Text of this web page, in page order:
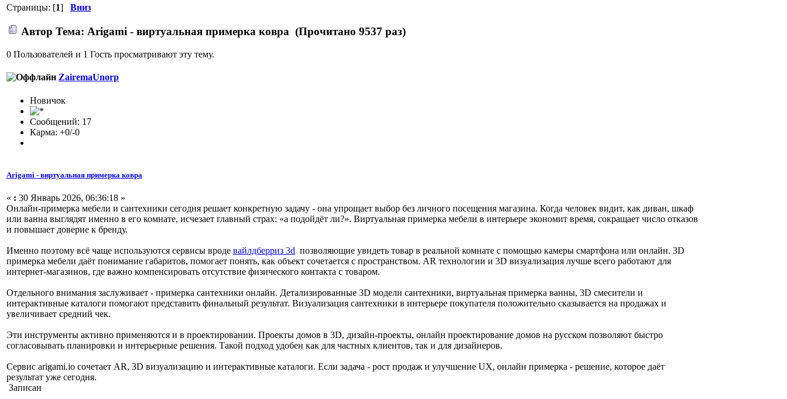
Страницы: [1] Вниз
Автор Тема: Arigami - виртуальная примерка ковра (Прочитано 9537 раз)
0 Пользователей и 1 Гость просматривают эту тему.
ZairemaUnorp
Новичок
Сообщений: 17
Карма: +0/-0
Arigami - виртуальная примерка ковра
« : 30 Январь 2026, 06:36:18 »
Онлайн-примерка мебели и сантехники сегодня решает конкретную задачу - она упрощает выбор без личного посещения магазина. Когда человек видит, как диван, шкаф
или ванна выглядят именно в его комнате, исчезает главный страх: «а подойдёт ли?». Виртуальная примерка мебели в интерьере экономит время, сокращает число отказов
и повышает доверие к бренду.
Именно поэтому всё чаще используются сервисы вроде вайлдберриз 3d позволяющие увидеть товар в реальной комнате с помощью камеры смартфона или онлайн. 3D
примерка мебели даёт понимание габаритов, помогает понять, как объект сочетается с пространством. AR технологии и 3D визуализация лучше всего работают для
интернет-магазинов, где важно компенсировать отсутствие физического контакта с товаром.
Отдельного внимания заслуживает - примерка сантехники онлайн. Детализированные 3D модели сантехники, виртуальная примерка ванны, 3D смесители и
интерактивные каталоги помогают представить финальный результат. Визуализация сантехники в интерьере покупателя положительно сказывается на продажах и
увеличивает средний чек.
Эти инструменты активно применяются и в проектировании. Проекты домов в 3D, дизайн-проекты, онлайн проектирование домов на русском позволяют быстро
согласовывать планировки и интерьерные решения. Такой подход удобен как для частных клиентов, так и для дизайнеров.
Сервис arigami.io сочетает AR, 3D визуализацию и интерактивные каталоги. Если задача - рост продаж и улучшение UX, онлайн примерка - решение, которое даёт
результат уже сегодня.
Записан